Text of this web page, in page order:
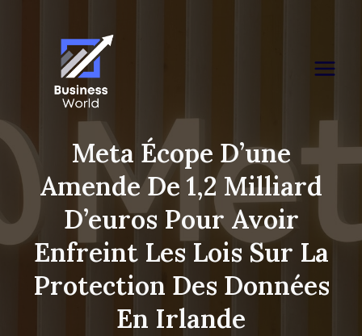
Meta Écope D’une
Amende De 1,2 Milliard
D’euros Pour Avoir
Enfreint Les Lois Sur La
Protection Des Données
En Irlande